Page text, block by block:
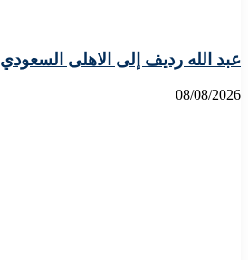
عبد الله رديف إلى الاهلى السعودي
08/08/2026